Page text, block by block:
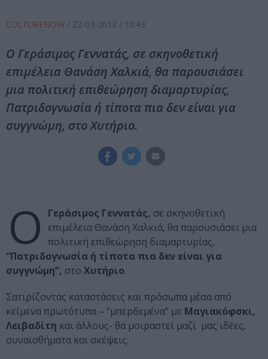
CULTURENOW / 22-03-2013 / 10:43
Ο Γεράσιμος Γεννατάς, σε σκηνοθετική
επιμέλεια Θανάση Χαλκιά, θα παρουσιάσει
μια πολιτική επιθεώρηση διαμαρτυρίας,
Πατριδογνωσία ή τίποτα πια δεν είναι για
συγγνώμη, στο Χυτήριο.
Ο Γεράσιμος Γεννατάς, σε σκηνοθετική
επιμέλεια Θανάση Χαλκιά, θα παρουσιάσει μια
πολιτική επιθεώρηση διαμαρτυρίας,
“Πατριδογνωσία ή τίποτα πια δεν είναι για
συγγνώμη”, στο Χυτήριο.
Σατιρίζοντας καταστάσεις και πρόσωπα μέσα από
κείμενα πρωτότυπα – “μπερδεμένα” με Μαγιακόφσκι,
Λειβαδίτη και άλλους- θα μοιραστεί μαζί μας ιδέες,
συναισθήματα και σκέψεις.